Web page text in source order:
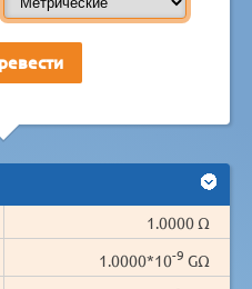
1.0000 Ω
1.0000*10-9 GΩ